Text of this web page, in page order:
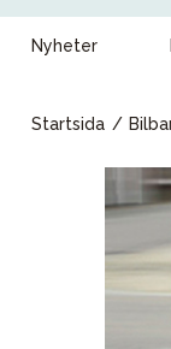
Nyheter
Startsida